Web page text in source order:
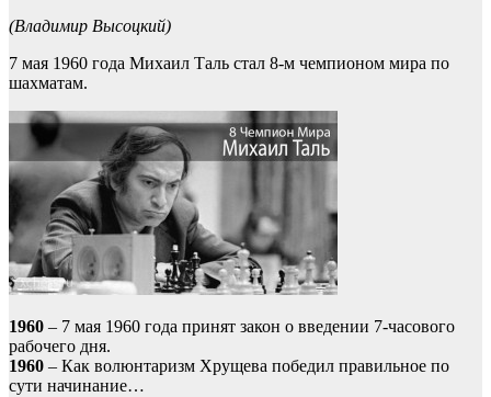
(Владимир Высоцкий)
7 мая 1960 года Михаил Таль стал 8-м чемпионом мира по
шахматам.
1960 – 7 мая 1960 года принят закон о введении 7-часового
рабочего дня.
1960 – Как волюнтаризм Хрущева победил правильное по
сути начинание…